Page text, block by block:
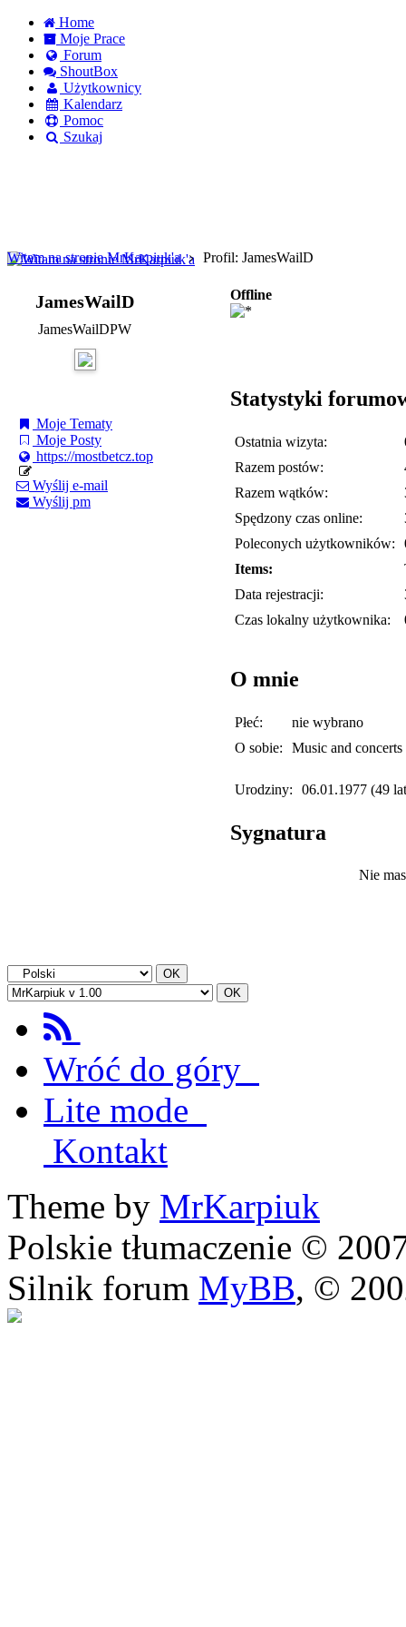
Home
Moje Prace
Forum
ShoutBox
Użytkownicy
Kalendarz
Pomoc
Szukaj
Witam na stronie MrKarpiuk'a
Profil: JamesWailD
JamesWailD
JamesWailDPW
Moje Tematy
Moje Posty
https://mostbetcz.top
Wyślij e-mail
Wyślij pm
Offline
Statystyki
Ostatnia wizyta:
Razem postów:
Razem wątków:
Spędzony czas online:
Poleconych użytkowników:
Items:
Data rejestracji:
Czas lokalny użytkownika:
O mnie
Płeć:
nie wybrano
O sobie:
Music and concerts
Urodziny: 06.01.1977 (49
Sygnatura
Nie
Wróć do góry
Lite mode
Kontakt
Theme by MrKarpiuk
Polskie tłumaczenie ©
Silnik forum MyBB, ©